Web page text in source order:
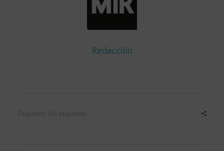
Redacción
Etiquetas: Sin etiquetas